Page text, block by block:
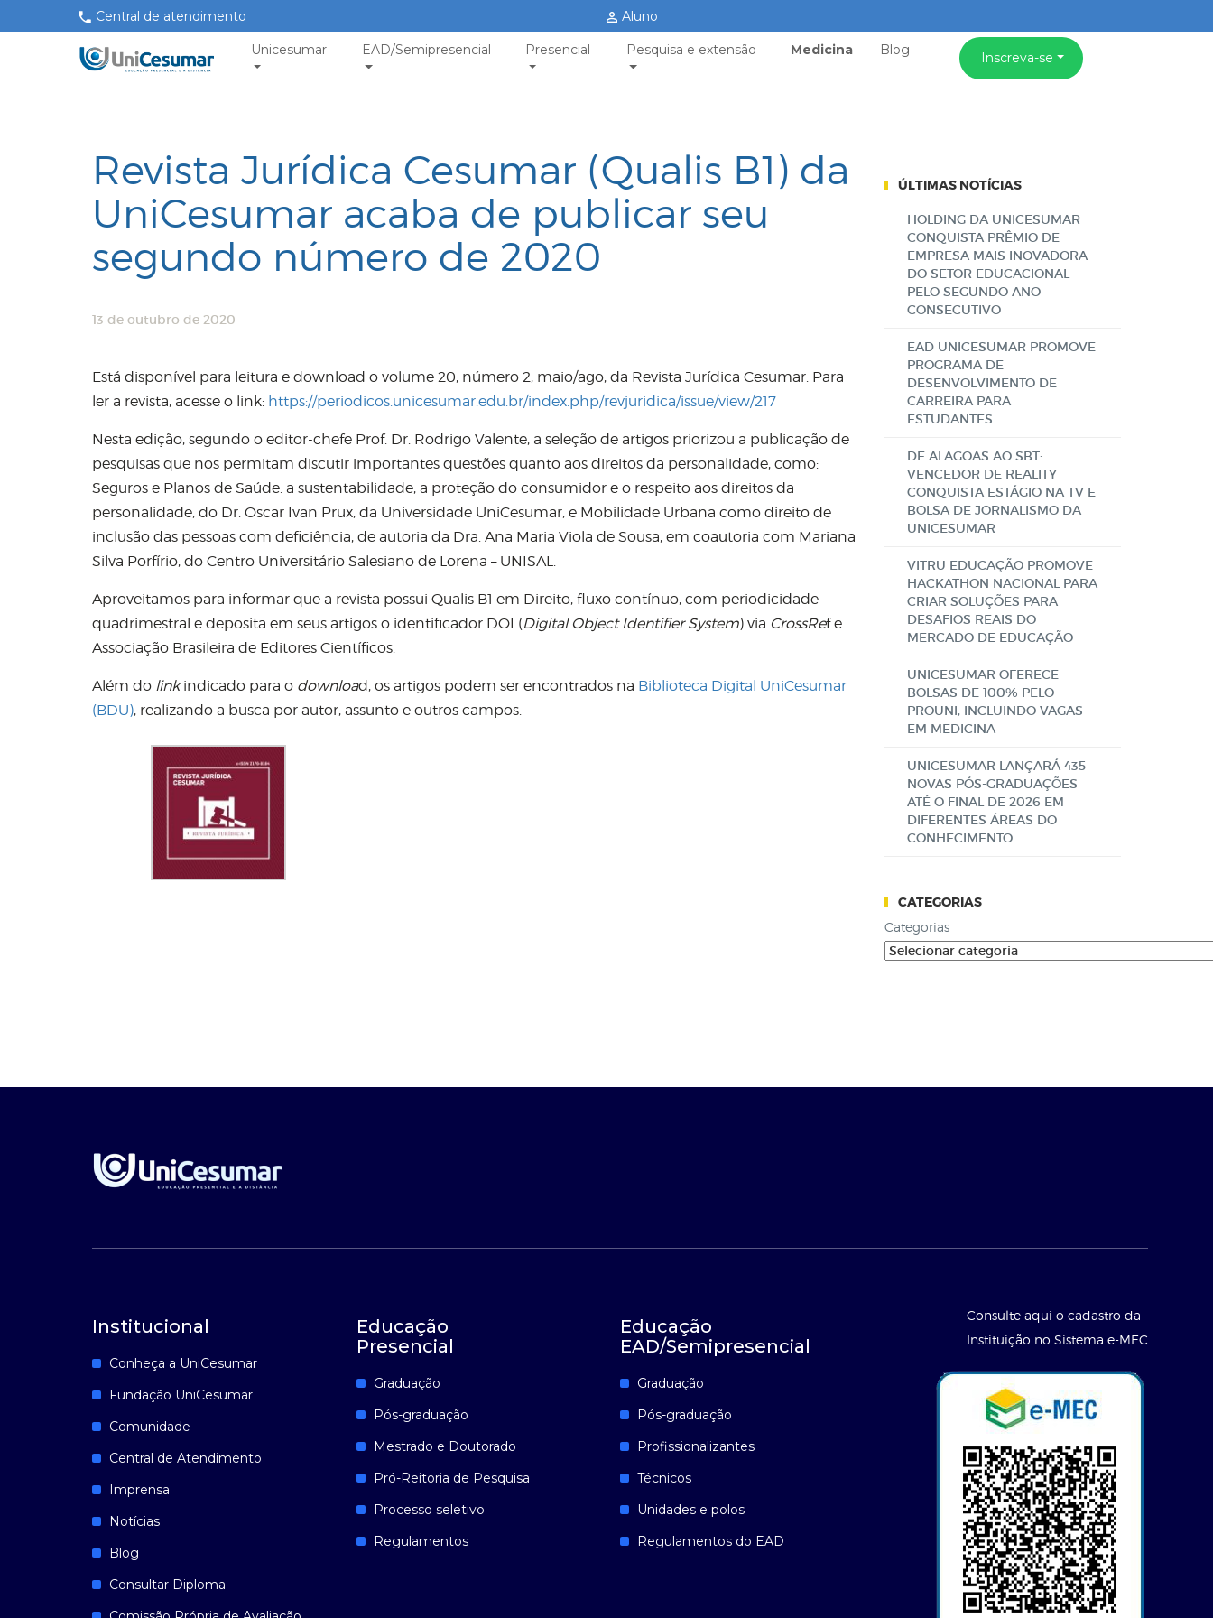
Central de atendimento Aluno
Unicesumar EAD/Semipresencial Presencial Pesquisa e extensão Medicina Blog Inscreva-se
Revista Jurídica Cesumar (Qualis B1) da
UniCesumar acaba de publicar seu
segundo número de 2020
13 de outubro de 2020
Está disponível para leitura e download o volume 20, número 2, maio/ago, da Revista Jurídica Cesumar. Para
ler a revista, acesse o link: https://periodicos.unicesumar.edu.br/index.php/revjuridica/issue/view/217
Nesta edição, segundo o editor-chefe Prof. Dr. Rodrigo Valente, a seleção de artigos priorizou a publicação de
pesquisas que nos permitam discutir importantes questões quanto aos direitos da personalidade, como:
Seguros e Planos de Saúde: a sustentabilidade, a proteção do consumidor e o respeito aos direitos da
personalidade, do Dr. Oscar Ivan Prux, da Universidade UniCesumar, e Mobilidade Urbana como direito de
inclusão das pessoas com deficiência, de autoria da Dra. Ana Maria Viola de Sousa, em coautoria com Mariana
Silva Porfírio, do Centro Universitário Salesiano de Lorena – UNISAL.
Aproveitamos para informar que a revista possui Qualis B1 em Direito, fluxo contínuo, com periodicidade
quadrimestral e deposita em seus artigos o identificador DOI (Digital Object Identifier System) via CrossRef e
Associação Brasileira de Editores Científicos.
Além do linkindicado para o download, os artigos podem ser encontrados na Biblioteca Digital UniCesumar
(BDU), realizando a busca por autor, assunto e outros campos.
ÚLTIMAS NOTÍCIAS
HOLDING DA UNICESUMAR
CONQUISTA PRÊMIO DE
EMPRESA MAIS INOVADORA
DO SETOR EDUCACIONAL
PELO SEGUNDO ANO
CONSECUTIVO
EAD UNICESUMAR PROMOVE
PROGRAMA DE
DESENVOLVIMENTO DE
CARREIRA PARA
ESTUDANTES
DE ALAGOAS AO SBT:
VENCEDOR DE REALITY
CONQUISTA ESTÁGIO NA TV E
BOLSA DE JORNALISMO DA
UNICESUMAR
VITRU EDUCAÇÃO PROMOVE
HACKATHON NACIONAL PARA
CRIAR SOLUÇÕES PARA
DESAFIOS REAIS DO
MERCADO DE EDUCAÇÃO
UNICESUMAR OFERECE
BOLSAS DE 100% PELO
PROUNI, INCLUINDO VAGAS
EM MEDICINA
UNICESUMAR LANÇARÁ 435
NOVAS PÓS-GRADUAÇÕES
ATÉ O FINAL DE 2026 EM
DIFERENTES ÁREAS DO
CONHECIMENTO
CATEGORIAS
Categorias
Institucional
Conheça a UniCesumar
Fundação UniCesumar
Comunidade
Central de Atendimento
Imprensa
Notícias
Blog
Consultar Diploma
Educação
Presencial
Graduação
Pós-graduação
Mestrado e Doutorado
Pró-Reitoria de Pesquisa
Processo seletivo
Regulamentos
Educação
EAD/Semipresencial
Graduação
Pós-graduação
Profissionalizantes
Técnicos
Unidades e polos
Regulamentos do EAD
Consulte aqui o cadastro da
Instituição no Sistema e-MEC